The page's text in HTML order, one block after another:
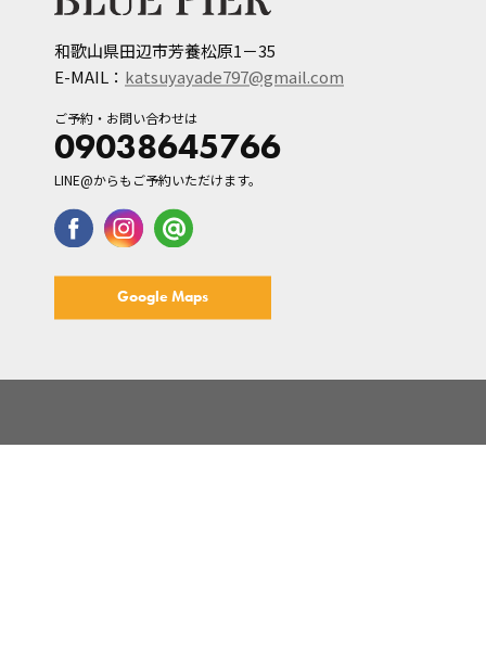
和歌山県田辺市芳養松原1－35
E-MAIL： katsuyayade797@gmail.com
ご予約・お問い合わせは
09038645766
LINE@からもご予約いただけます。
Google Maps